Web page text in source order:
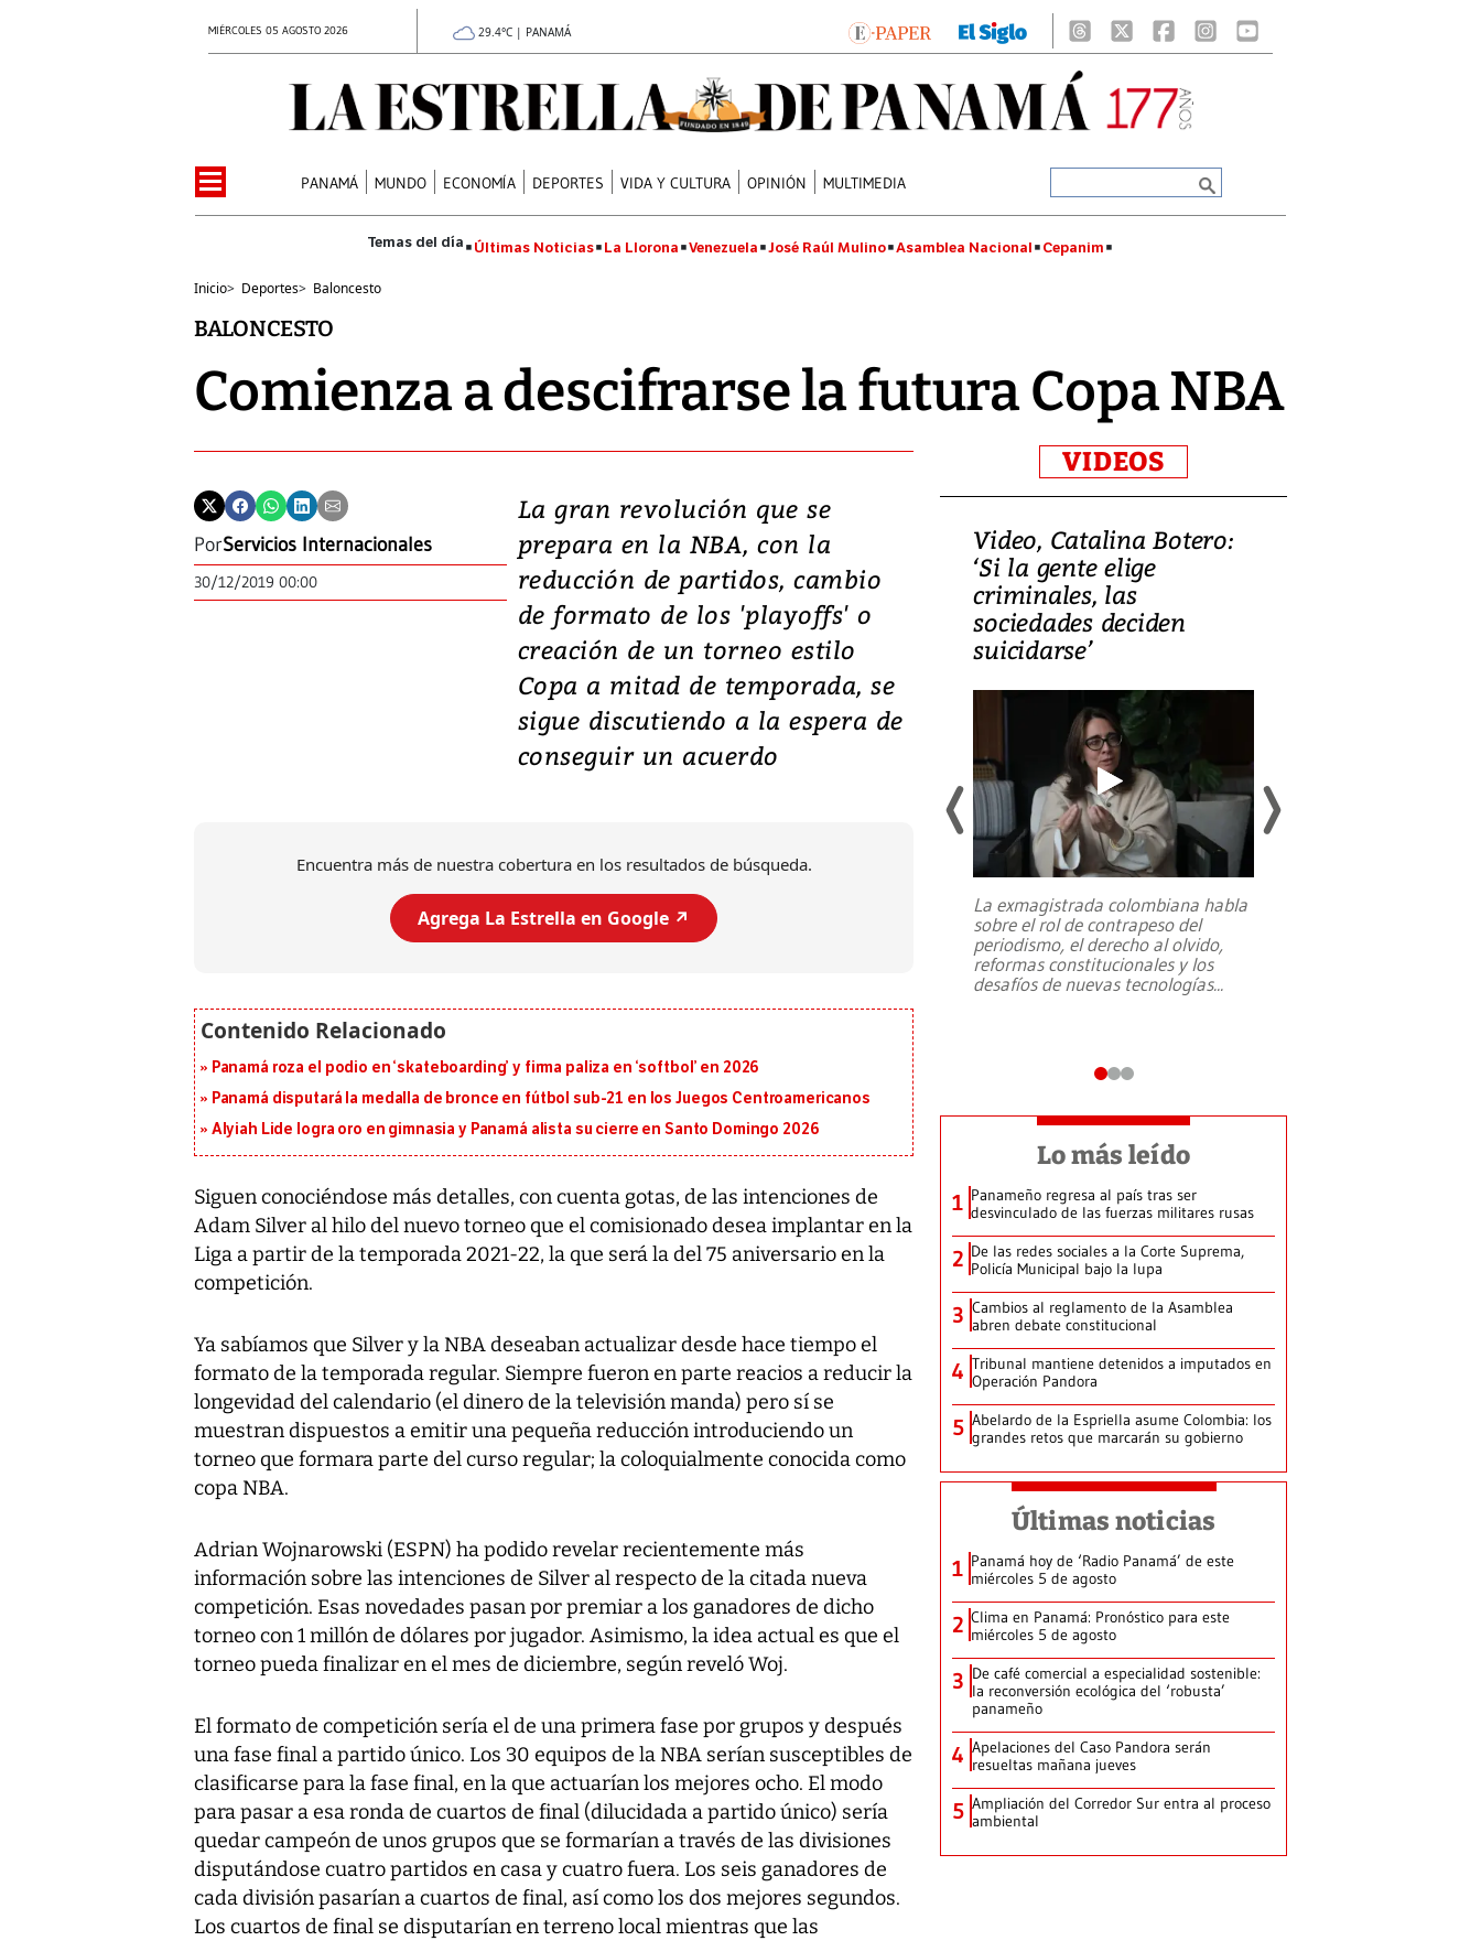
MIÉRCOLES 05 AGOSTO 2026 29.4°C | PANAMÁ
PANAMÁ MUNDO ECONOMÍA DEPORTES VIDA Y CULTURA OPINIÓN MULTIMEDIA
Últimas Noticias La Llorona Venezuela José Raúl Mulino Asamblea Nacional Cepanim
Inicio> Deportes> Baloncesto
BALONCESTO
Comienza a descifrarse la futura Copa NBA
PorServicios Internacionales
30/12/2019 00:00
La gran revolución que se
prepara en la NBA, con la
reducción de partidos, cambio
de formato de los 'playoffs' o
creación de un torneo estilo
Copa a mitad de temporada, se
sigue discutiendo a la espera de
conseguir un acuerdo
Encuentra más de nuestra cobertura en los resultados de búsqueda.
Agrega La Estrella en Google ↗️
Panamá roza el podio en ‘skateboarding’ y firma paliza en ‘softbol’ en 2026
Panamá disputará la medalla de bronce en fútbol sub-21 en los Juegos Centroamericanos
Alyiah Lide logra oro en gimnasia y Panamá alista su cierre en Santo Domingo 2026
Siguen conociéndose más detalles, con cuenta gotas, de las intenciones de
Adam Silver al hilo del nuevo torneo que el comisionado desea implantar en la
Liga a partir de la temporada 2021-22, la que será la del 75 aniversario en la
competición.
Ya sabíamos que Silver y la NBA deseaban actualizar desde hace tiempo el
formato de la temporada regular. Siempre fueron en parte reacios a reducir la
longevidad del calendario (el dinero de la televisión manda) pero sí se
muestran dispuestos a emitir una pequeña reducción introduciendo un
torneo que formara parte del curso regular; la coloquialmente conocida como
copa NBA.
Adrian Wojnarowski (ESPN) ha podido revelar recientemente más
información sobre las intenciones de Silver al respecto de la citada nueva
competición. Esas novedades pasan por premiar a los ganadores de dicho
torneo con 1 millón de dólares por jugador. Asimismo, la idea actual es que el
torneo pueda finalizar en el mes de diciembre, según reveló Woj.
El formato de competición sería el de una primera fase por grupos y después
una fase final a partido único. Los 30 equipos de la NBA serían susceptibles de
clasificarse para la fase final, en la que actuarían los mejores ocho. El modo
para pasar a esa ronda de cuartos de final (dilucidada a partido único) sería
quedar campeón de unos grupos que se formarían a través de las divisiones
disputándose cuatro partidos en casa y cuatro fuera. Los seis ganadores de
cada división pasarían a cuartos de final, así como los dos mejores segundos.
Los cuartos de final se disputarían en terreno local mientras que las
VIDEOS
Video, Japón: Terremoto
deja heridos y graves
daños en Kumamoto
7,1 se registró este martes 28 de
julio en la prefectura de Kumamoto,
al sur de Japón, provocando una
emergencia de gran
Video, Catalina Botero:
‘Si la gente elige
criminales, las
sociedades deciden
suicidarse’
La exmagistrada colombiana habla
sobre el rol de contrapeso del
periodismo, el derecho al olvido,
reformas constitucionales y los
desafíos de nuevas tecnologías...
Lo más leído
1 Panameño regresa al país tras ser
desvinculado de las fuerzas militares rusas
2 De las redes sociales a la Corte Suprema,
Policía Municipal bajo la lupa
3 Cambios al reglamento de la Asamblea
abren debate constitucional
4 Tribunal mantiene detenidos a imputados en
Operación Pandora
5 Abelardo de la Espriella asume Colombia: los
grandes retos que marcarán su gobierno
Últimas noticias
1 Panamá hoy de ‘Radio Panamá’ de este
miércoles 5 de agosto
2 Clima en Panamá: Pronóstico para este
miércoles 5 de agosto
3 De café comercial a especialidad sostenible:
la reconversión ecológica del ‘robusta’
panameño
4 Apelaciones del Caso Pandora serán
resueltas mañana jueves
5 Ampliación del Corredor Sur entra al proceso
ambiental